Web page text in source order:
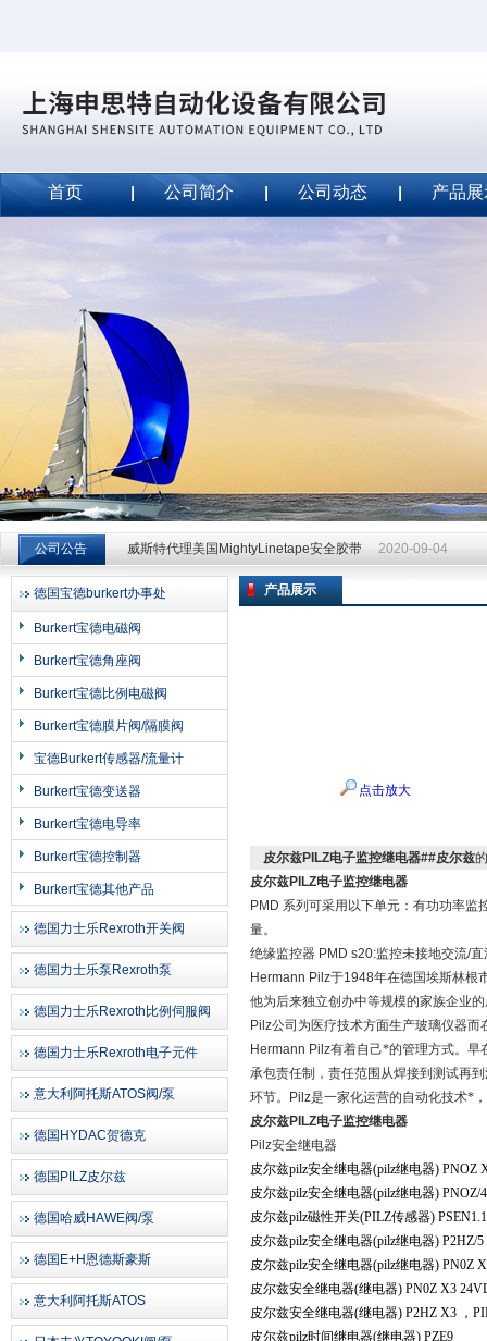
上海申思特自动化设备有限公司
首页 公司简介 公司动态 产品
公司公告
威斯特代理美国MightyLinetape安全胶带 2020-09-04
威斯特代理美国MightyLinetape安全胶带 2020-09-04
威斯特代理美国MightyLinetape安全胶带
德国宝德burkert办事处
Burkert宝德电磁阀
Burkert宝德角座阀
Burkert宝德比例电磁阀
Burkert宝德膜片阀/隔膜阀
宝德Burkert传感器/流量计
Burkert宝德变送器
Burkert宝德电导率
Burkert宝德控制器
Burkert宝德其他产品
德国力士乐Rexroth开关阀
德国力士乐泵Rexroth泵
德国力士乐Rexroth比例伺服阀
德国力士乐Rexroth电子元件
意大利阿托斯ATOS阀/泵
德国HYDAC贺德克
德国PILZ皮尔兹
德国哈威HAWE阀/泵
德国E+H恩德斯豪斯
意大利阿托斯ATOS
产品展示
点击放大
皮尔兹PILZ电子监控继电器##皮尔兹
皮尔兹PILZ电子监控继电器
PMD 系列可采用以下单元：有功功率
量。
绝缘监控器 PMD s20:监控未接地交流/
Hermann Pilz于1948年在德国埃斯林根
他为后来独立创办中等规模的家族企业
Pilz公司为医疗技术方面生产玻璃仪器
Hermann Pilz有着自己*的管理方式。早
承包责任制，责任范围从焊接到测试再
环节。
Pilz是一家化运营的自动化技术*
皮尔兹PILZ电子监控继电器
Pilz安全继电器
皮尔兹pilz安全继电器(pilz继电器) PNOZ
皮尔兹pilz安全继电器(pilz继电器) PNOZ/
皮尔兹pilz磁性开关(PILZ传感器)
皮尔兹pilz安全继电器(pilz继电器) P2HZ/5
皮尔兹pilz安全继电器(pilz继电器) PN0Z
皮尔兹安全继电器(继电器) PN0Z X3
皮尔兹安全继电器(继电器) P2HZ X3 ，
皮尔兹pilz时间继电器(继电器) PZE9